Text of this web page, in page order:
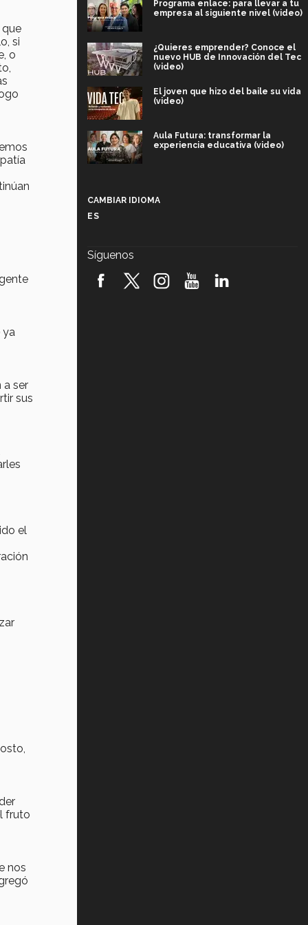
si
o
ya
a ser
sus
el
fruto
nos
Programa enlace: para llevar a tu
empresa al siguiente nivel (video)
¿Quieres emprender? Conoce el
nuevo HUB de Innovación del Tec
(video)
El joven que hizo del baile su vida
(video)
Aula Futura: transformar la
experiencia educativa (video)
robótica FIRST 2026! (video)
CAMBIAR IDIOMA
ES
Síguenos